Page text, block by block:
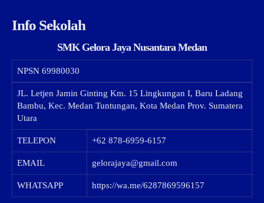
Info Sekolah
SMK Gelora Jaya Nusantara Medan
NPSN 69980030
JL. Letjen Jamin Ginting Km. 15 Lingkungan I, Baru Ladang
Bambu, Kec. Medan Tuntungan, Kota Medan Prov. Sumatera
Utara
TELEPON +62 878-6959-6157
EMAIL gelorajaya@gmail.com
WHATSAPP https://wa.me/6287869596157